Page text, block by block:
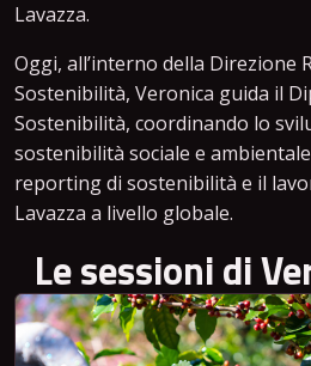
Lavazza.
Oggi, all’interno della Direzione
Sostenibilità, Veronica guida il
Sostenibilità, coordinando lo
sostenibilità sociale e
reporting di sostenibilità e il
Lavazza a livello globale.
Le sessioni di